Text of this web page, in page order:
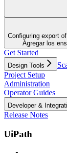
Configuring export
Agregar los
Get Started
Design Tools
Project Setup
Administration
Operator Guides
Developer &
Release Notes
UiPath